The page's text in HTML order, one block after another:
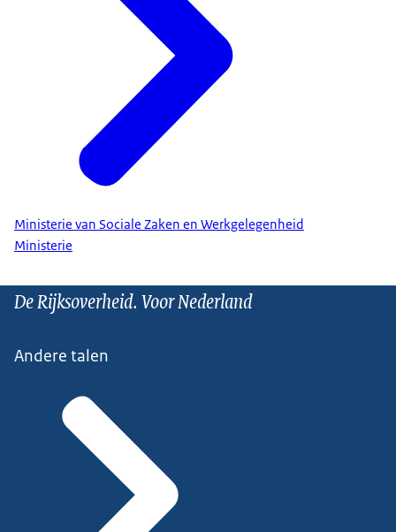
Ministerie van Sociale Zaken en Werkgelegenheid
Ministerie
De Rijksoverheid. Voor Nederland
Andere talen